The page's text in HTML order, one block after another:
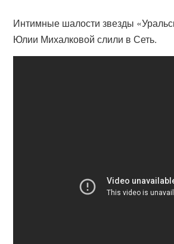
Интимные шалости звезды
Юлии Михалковой слили в Сеть.